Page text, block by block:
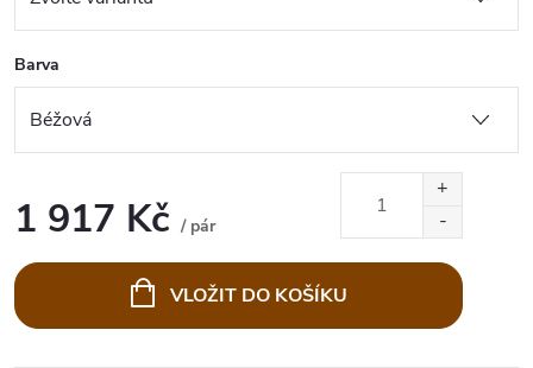
Barva
1 917 Kč / pár
cena:
VLOŽIT DO KOŠÍKU